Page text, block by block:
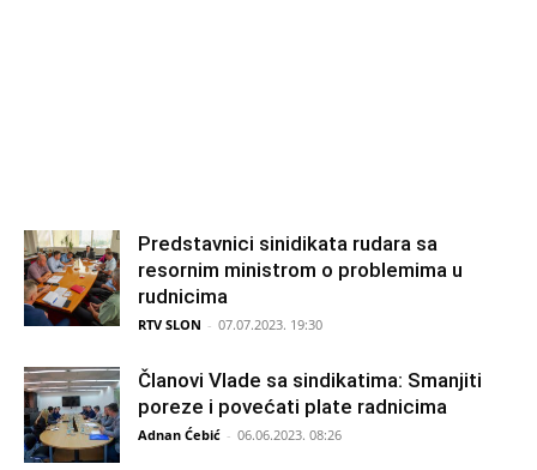
Predstavnici sinidikata rudara sa
resornim ministrom o problemima u
rudnicima
RTV SLON - 07.07.2023. 19:30
Članovi Vlade sa sindikatima: Smanjiti
poreze i povećati plate radnicima
Adnan Ćebić - 06.06.2023. 08:26